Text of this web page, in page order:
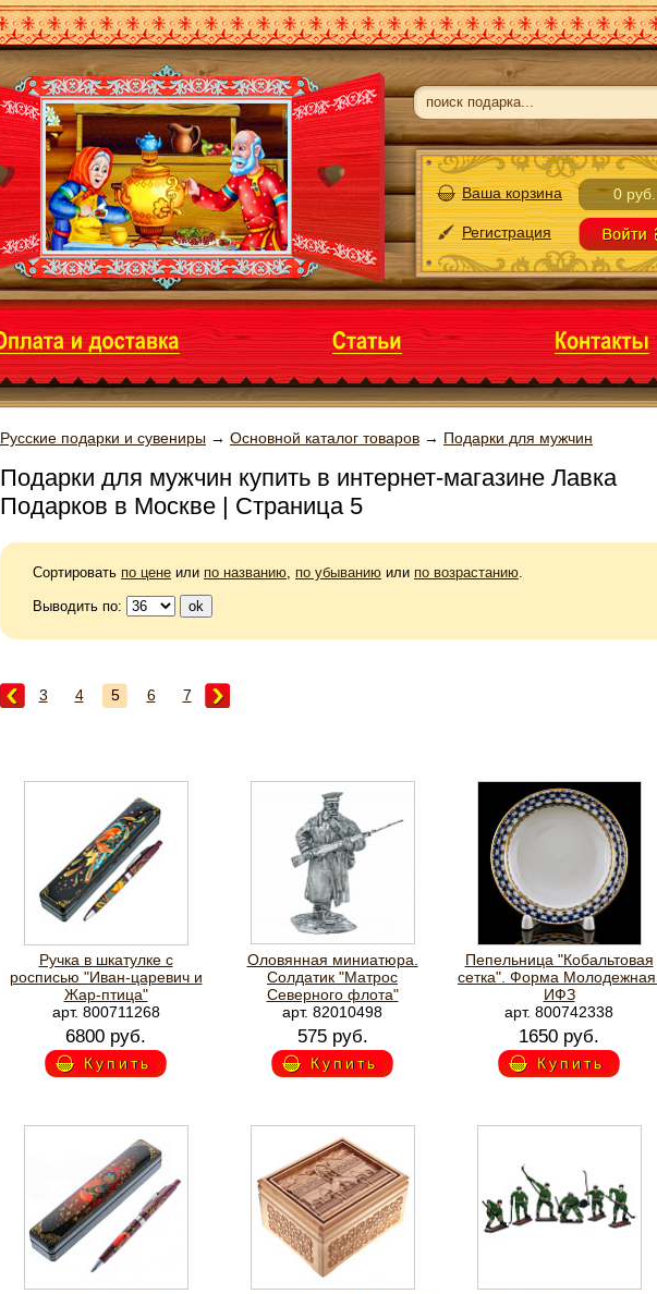
Ваша корзина 0 руб.
Регистрация
Русские подарки и сувениры → Основной каталог товаров → Подарки для мужчин
Подарки для мужчин купить в интернет-магазине Лавка
Подарков в Москве | Страница 5
Сортировать по цене или по названию, по убыванию или по возрастанию.
Выводить по:
3 4 5 6 7
Ручка в шкатулке с
росписью "Иван-царевич и
Жар-птица"
арт. 800711268
6800 руб.
Купить
Оловянная миниатюра.
Солдатик "Матрос
Северного флота"
арт. 82010498
575 руб.
Купить
Пепельница "Кобальтовая
сетка". Форма Молодежная.
ИФЗ
арт. 800742338
1650 руб.
Купить